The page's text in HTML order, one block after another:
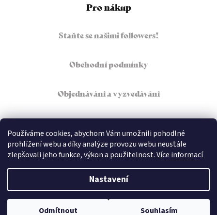
Používáme cookies, abychom Vám umožnili pohodlné
prohlížení webu a díky analýze provozu webu neustále
zlepšovali jeho funkce, výkon a použitelnost.Více informací
Nastavení
Odmítnout Souhlasím
Pro nákup
Staňte se našimi followers!
Obchodní podmínky
Objednávání a vyzvedávání
Podmínky ochrany osobních údajů
vyhrazena.